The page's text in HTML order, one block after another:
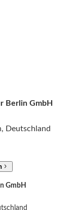
Berlin GmbH
Deutschland
GmbH